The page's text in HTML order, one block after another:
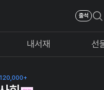
출석
내서재 선